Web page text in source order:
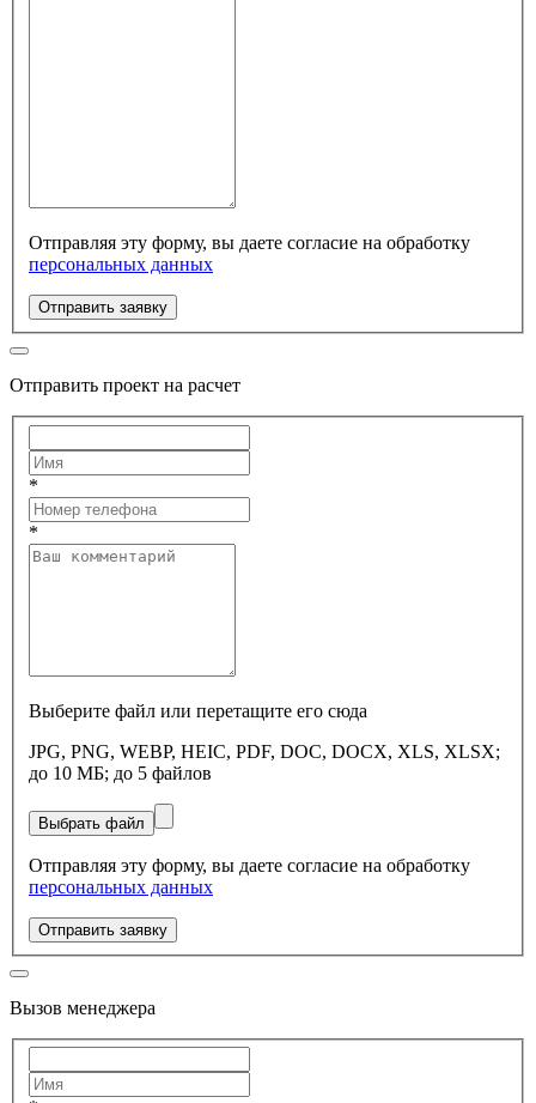
Отправляя эту форму, вы даете согласие на обработку
персональных данных
Отправить заявку
Отправить проект на расчет
*
*
Выберите файл или перетащите его сюда
JPG, PNG, WEBP, HEIC, PDF, DOC, DOCX, XLS, XLSX;
до 10 МБ; до 5 файлов
Выбрать файл
Отправляя эту форму, вы даете согласие на обработку
персональных данных
Отправить заявку
Вызов менеджера